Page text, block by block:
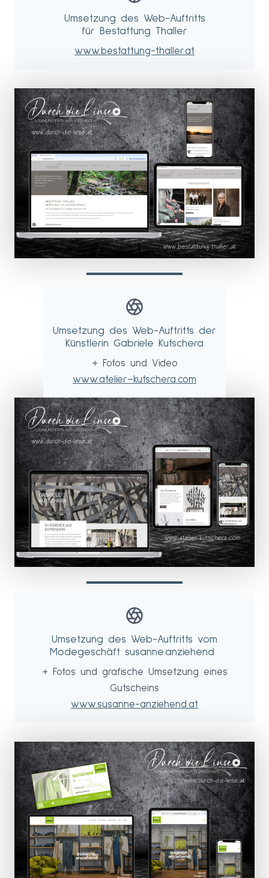
Umsetzung des Web-Auftritts
für Bestattung Thaller
www.bestattung-thaller.at
Umsetzung des Web-Auftritts der
Künstlerin Gabriele Kutschera
+ Fotos und Video
www.atelier–kutschera.com
Umsetzung des Web-Auftritts vom
Modegeschäft susanne.anziehend
+ Fotos und grafische Umsetzung eines
Gutscheins
www.susanne-anziehend.at